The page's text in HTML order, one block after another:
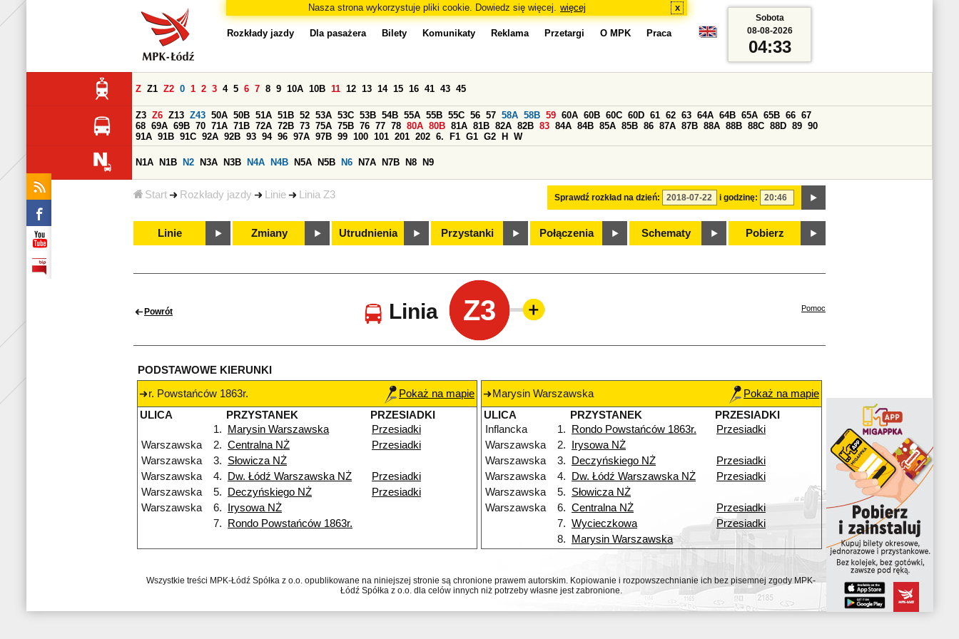
Nasza strona wykorzystuje pliki cookie. Dowiedz się więcej. więcej x
Start Rozkłady jazdy Linie Linia Z3
Rozkłady jazdy Dla pasażera Bilety Komunikaty Reklama Przetargi O MPK Praca
Sprawdź rozkład na dzień: i godzinę:
Z Z1 Z2 0 1 2 3 4 5 6 7 8 9 10A 10B 11 12 13 14 15 16 41 43 45
Z3 Z6 Z13 Z43 50A 50B 51A 51B 52 53A 53C 53B 54B 55A 55B 55C 56 57 58A 58B 59 60A 60B 60C 60D 61 62 63 64A 64B 65A 65B 66 67
68 69A 69B 70 71A 71B 72A 72B 73 75A 75B 76 77 78 80A 80B 81A 81B 82A 82B 83 84A 84B 85A 85B 86 87A 87B 88A 88B 88C 88D 89 90
91A 91B 91C 92A 92B 93 94 96 97A 97B 99 100 101 201 202 6. F1 G1 G2 H W
N1A N1B N2 N3A N3B N4A N4B N5A N5B N6 N7A N7B N8 N9
Linie Zmiany Utrudnienia Przystanki Połączenia Schematy Pobierz
Sobota
08-08-2026
04:33
Powrót Linia Z3 Pomoc
PODSTAWOWE KIERUNKI
r. Powstańców 1863r.
Pokaż na mapie
ULICA
PRZYSTANEK
PRZESIADKI
1.
Marysin Warszawska
Przesiadki
Warszawska
2. Centralna NŻ
Przesiadki
Warszawska
3.
Słowicza NŻ
Warszawska
4. Dw. Łódź Warszawska NŻ
Przesiadki
Warszawska
5. Deczyńskiego NŻ
Przesiadki
Warszawska
6.
Irysowa NŻ
7.
Rondo Powstańców 1863r.
Marysin Warszawska
Pokaż na mapie
ULICA
PRZYSTANEK
PRZESIADKI
Inflancka
1. Rondo Powstańców 1863r.
Przesiadki
Warszawska
2.
Irysowa NŻ
Warszawska
3. Deczyńskiego NŻ
Przesiadki
Warszawska
4. Dw. Łódź Warszawska NŻ
Przesiadki
Warszawska
5.
Słowicza NŻ
Warszawska
6. Centralna NŻ
Przesiadki
7. Wycieczkowa
Przesiadki
8.
Marysin Warszawska
Wszystkie treści MPK-Łódź Spółka z o.o. opublikowane na niniejszej stronie są chronione prawem autorskim. Kopiowanie i rozpowszechnianie ich bez pisemnej zgody MPK-
Łódź Spółka z o.o. dla celów innych niż potrzeby własne jest zabronione.